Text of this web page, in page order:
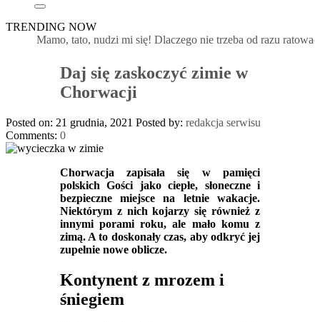
TRENDING NOW
Mamo, tato, nudzi mi się! Dlaczego nie trzeba od razu ratować
Daj się zaskoczyć zimie w
Chorwacji
Posted on: 21 grudnia, 2021 Posted by: redakcja serwisu
Comments: 0
Chorwacja zapisała się w pamięci
polskich Gości jako ciepłe, słoneczne i
bezpieczne miejsce na letnie wakacje.
Niektórym z nich kojarzy się również z
innymi porami roku, ale mało komu z
zimą. A to doskonały czas, aby odkryć jej
zupełnie nowe oblicze.
Kontynent z mrozem i
śniegiem